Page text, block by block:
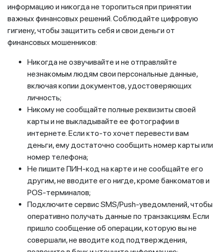
информацию и никогда не торопиться при принятии
важных финансовых решений. Соблюдайте цифровую
гигиену, чтобы защитить себя и свои деньги от
финансовых мошенников:
Никогда не озвучивайте и не отправляйте
незнакомым людям свои персональные данные,
включая копии документов, удостоверяющих
личность;
Никому не сообщайте полные реквизиты своей
карты и не выкладывайте ее фотографии в
интернете. Если кто-то хочет перевести вам
деньги, ему достаточно сообщить номер карты или
номер телефона;
Не пишите ПИН-код на карте и не сообщайте его
другим, не вводите его нигде, кроме банкоматов и
POS-терминалов;
Подключите сервис SMS/Push-уведомлений, чтобы
оперативно получать данные по транзакциям. Если
пришло сообщение об операции, которую вы не
совершали, не вводите код подтверждения,